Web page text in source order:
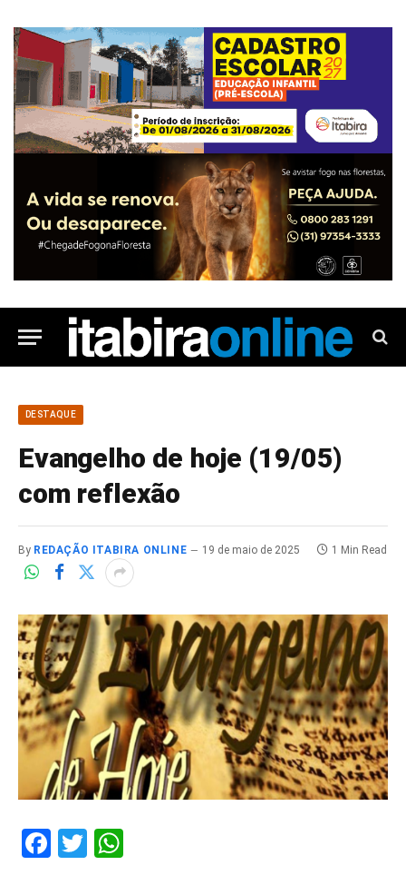
DESTAQUE
Evangelho de hoje (19/05)
com reflexão
By REDAÇÃO ITABIRA ONLINE 19 de maio de 2025 1 Min Read
Facebook
Twitter